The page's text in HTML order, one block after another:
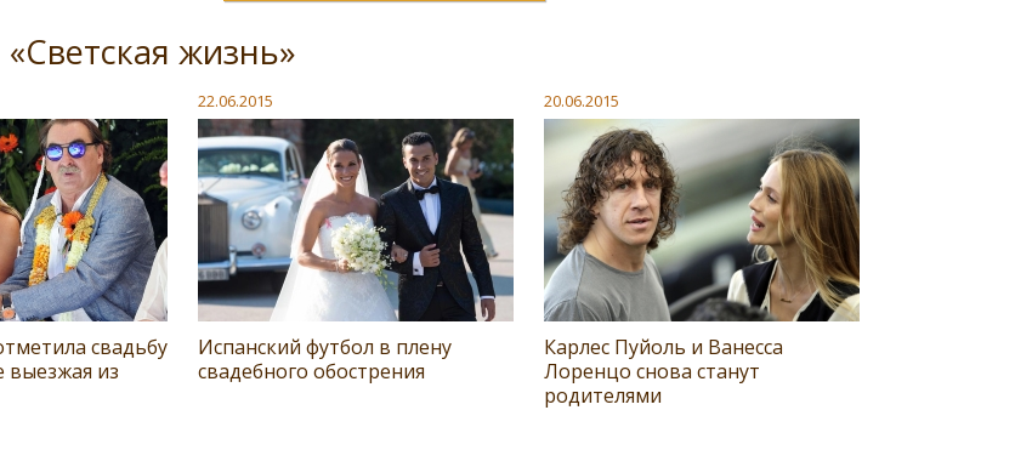
жизнь»
свадьбу
выезжая из
22.06.2015
Испанский футбол в плену
свадебного обострения
20.06.2015
Карлес Пуйоль и Ванесса
Лоренцо снова станут
родителями